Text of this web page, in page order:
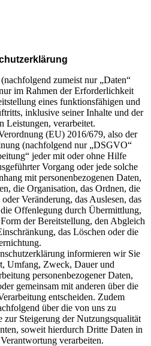
zumeist nur „Daten“
im Rahmen der Erforderlichkeit
eines funktionsfähigen und
inklusive seiner Inhalte und der
Leistungen, verarbeitet.
(EU) 2016/679, also der
(nachfolgend nur „DSGVO“
jeder mit oder ohne Hilfe
Vorgang oder jede solche
mit personenbezogenen Daten,
die Organisation, das Ordnen, die
Veränderung, das Auslesen, das
Offenlegung durch Übermittlung,
der Bereitstellung, den Abgleich
das Löschen oder die
informieren wir Sie
Umfang, Zweck, Dauer und
personenbezogener Daten,
gemeinsam mit anderen über die
entscheiden. Zudem
über die von uns zu
Steigerung der Nutzungsqualität
soweit hierdurch Dritte Daten in
verarbeiten.